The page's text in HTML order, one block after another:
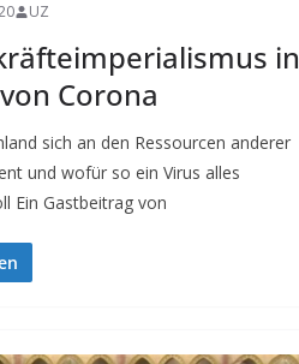
UZ
in
Corona
sich an den Ressourcen anderer
und wofür so ein Virus alles
Ein Gastbeitrag von